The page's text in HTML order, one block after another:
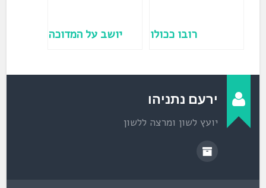
) רובו ככולו יושב על המדוכה
ירעם נתניהו
יועץ לשון ומרצה ללשון